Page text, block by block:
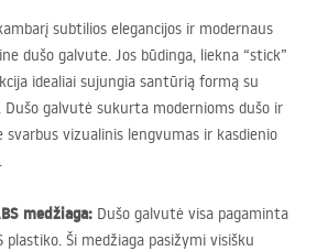
subtilios elegancijos ir modernaus
dušo galvute. Jos būdinga, liekna “stick”
idealiai sujungia santūrią formą su
galvutė sukurta modernioms dušo ir
svarbus vizualinis lengvumas ir kasdienio
medžiaga: Dušo galvutė visa pagaminta
plastiko. Ši medžiaga pasižymi visišku